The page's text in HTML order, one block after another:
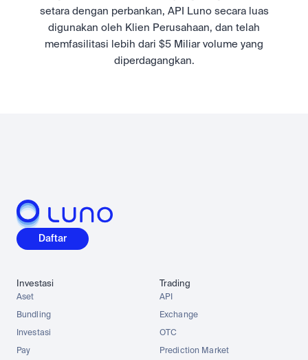
setara dengan perbankan, API Luno secara luas
digunakan oleh Klien Perusahaan, dan telah
memfasilitasi lebih dari $5 Miliar volume yang
diperdagangkan.
Daftar
Investasi
Aset
Bundling
Investasi
Pay
Trading
API
Exchange
OTC
Prediction Market